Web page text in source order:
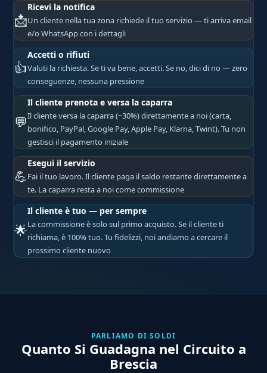
📩
Ricevi la notifica
Un cliente nella tua zona richiede il tuo servizio — ti arriva email
e/o WhatsApp con i dettagli
👍
Accetti o rifiuti
Valuti la richiesta. Se ti va bene, accetti. Se no, dici di no — zero
conseguenze, nessuna pressione
💬
Il cliente prenota e versa la caparra
Il cliente versa la caparra (~30%) direttamente a noi (carta,
bonifico, PayPal, Google Pay, Apple Pay, Klarna, Twint). Tu non
gestisci il pagamento iniziale
💪
Esegui il servizio
Fai il tuo lavoro. Il cliente paga il saldo restante direttamente a
te. La caparra resta a noi come commissione
🌟
Il cliente è tuo — per sempre
La commissione è solo sul primo acquisto. Se il cliente ti
richiama, è 100% tuo. Tu fidelizzi, noi andiamo a cercare il
prossimo cliente nuovo
PARLIAMO DI SOLDI
Quanto Si Guadagna nel Circuito a
Brescia